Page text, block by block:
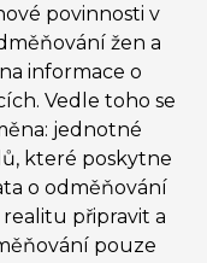
povinnosti v
žen a
informace o
Vedle toho se
jednotné
které poskytne
o odměňování
připravit a
pouze